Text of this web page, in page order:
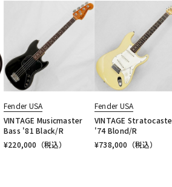
Fender USA
VINTAGE Musicmaster
Bass '81 Black/R
¥220,000 （税込）
Fender USA
VINTAGE
'74 Blond/R
¥738,000 （税込）